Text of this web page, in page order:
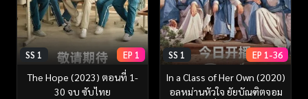
SS 1 EP 1
The Hope (2023) ตอนที่ 1-
30 จบ ซับไทย
SS 1 EP 1-36
In a Class of Her Own (2020)
อลหม่านหัวใจ ยัยบัณฑิตจอม